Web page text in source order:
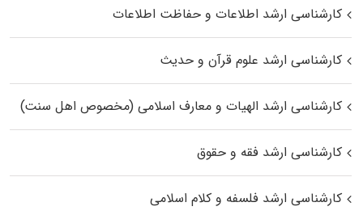
کارشناسی ارشد اطلاعات و حفاظت اطلاعات
کارشناسی ارشد علوم قرآن و حدیث
کارشناسی ارشد الهیات و معارف اسلامی (مخصوص اهل سنت)
کارشناسی ارشد فقه و حقوق
کارشناسی ارشد فلسفه و کلام اسلامی